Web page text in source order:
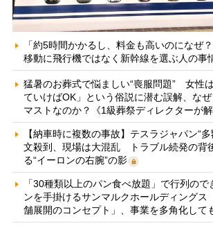
「約5時間かかるし、料金も高いのになぜ
移動に飛行機ではなく新幹線を選ぶ人の事
猛暑のお葬式で悩ましい“喪服問題” 女性
ていけばOK」という俗説に潜む誤解、な
マストなのか？《1級葬祭ディレクターが解
【納車時に複数の事故】テスラジャパン“
文殺到、現場は大混乱 トラブル続発の背
る“イーロンの右腕”の影
「30種類以上のパン食べ放題」で行列の
ンを手掛けるサンマルクホールディング
舗展開のコンセプト」、事業を多角化して